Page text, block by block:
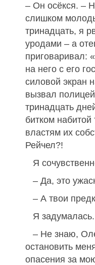
– Он осёкся. –
слишком
тринадцать, я
уродами – а
приговаривал:
на него с его
силовой экран
вызвал
тринадцать
битком
властям их
Рейчел?!
Я
– Да, это
– А твои
Я задумалась.
– Не знаю,
остановить
опасения за